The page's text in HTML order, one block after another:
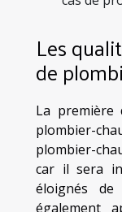
Les
de
La première
plombier-
plombier-
car il sera
éloignés
également